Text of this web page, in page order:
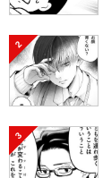
2
3